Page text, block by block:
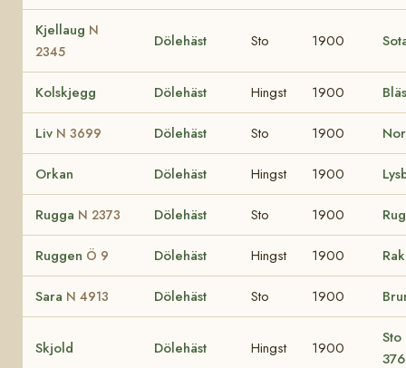
Kjellaug N
2345
Dölehäst Sto 1900
Kolskjegg Dölehäst Hingst 1900
Liv N 3699 Dölehäst Sto 1900
Orkan Dölehäst Hingst 1900
Rugga N 2373 Dölehäst Sto 1900
Ruggen Ö 9 Dölehäst Hingst 1900
Sara N 4913 Dölehäst Sto 1900
Skjold Dölehäst Hingst 1900
376